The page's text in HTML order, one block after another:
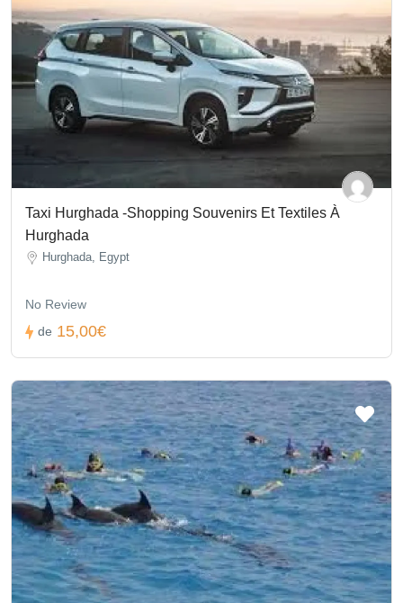
Taxi Hurghada -Shopping Souvenirs Et Textiles À
Hurghada
Hurghada, Egypt
No Review
de 15,00€